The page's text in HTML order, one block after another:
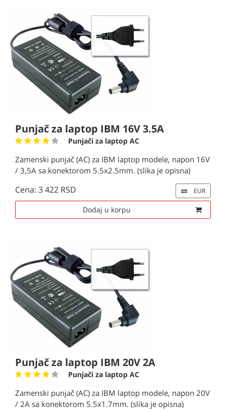
Punjač za laptop IBM 16V 3.5A
Punjači za laptop AC
Zamenski punjač (AC) za IBM laptop modele, napon 16V
/ 3,5A sa konektorom 5.5x2.5mm. (slika je opisna)
Cena: 3 422 RSD EUR
Dodaj u korpu
Punjač za laptop IBM 20V 2A
Punjači za laptop AC
Zamenski punjač (AC) za IBM laptop modele, napon 20V
/ 2A sa konektorom 5.5x1.7mm. (slika je opisna)